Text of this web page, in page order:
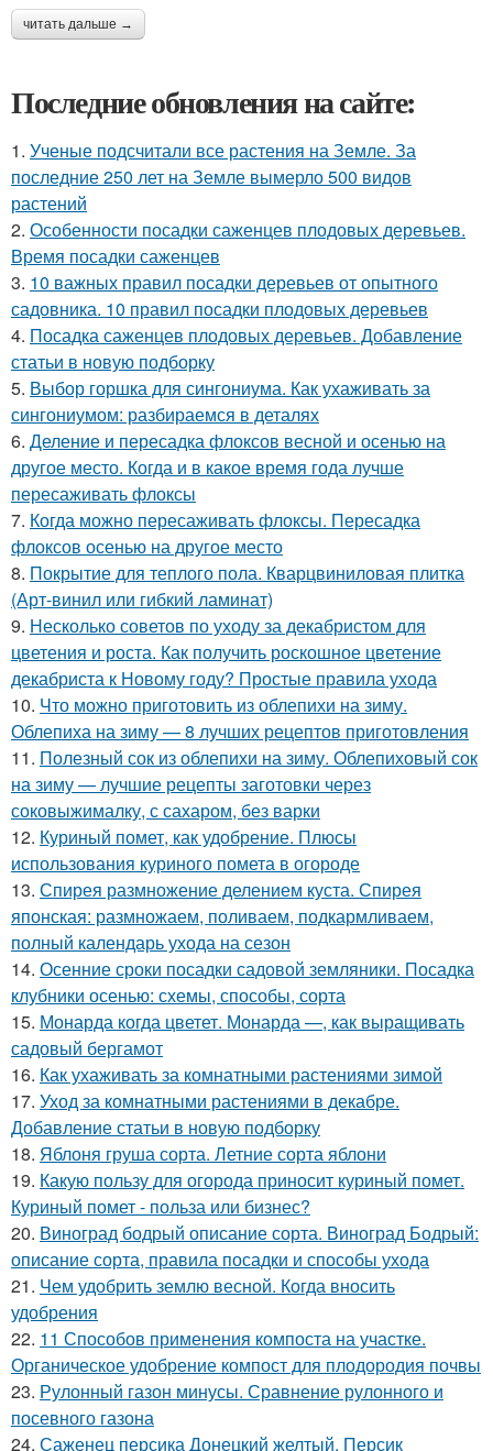
читать дальше →
Последние обновления на сайте:
1. Ученые подсчитали все растения на Земле. За
последние 250 лет на Земле вымерло 500 видов
растений
2. Особенности посадки саженцев плодовых деревьев.
Время посадки саженцев
3. 10 важных правил посадки деревьев от опытного
садовника. 10 правил посадки плодовых деревьев
4. Посадка саженцев плодовых деревьев. Добавление
статьи в новую подборку
5. Выбор горшка для сингониума. Как ухаживать за
сингониумом: разбираемся в деталях
6. Деление и пересадка флоксов весной и осенью на
другое место. Когда и в какое время года лучше
пересаживать флоксы
7. Когда можно пересаживать флоксы. Пересадка
флоксов осенью на другое место
8. Покрытие для теплого пола. Кварцвиниловая плитка
(Арт-винил или гибкий ламинат)
9. Несколько советов по уходу за декабристом для
цветения и роста. Как получить роскошное цветение
декабриста к Новому году? Простые правила ухода
10. Что можно приготовить из облепихи на зиму.
Облепиха на зиму — 8 лучших рецептов приготовления
11. Полезный сок из облепихи на зиму. Облепиховый сок
на зиму — лучшие рецепты заготовки через
соковыжималку, с сахаром, без варки
12. Куриный помет, как удобрение. Плюсы
использования куриного помета в огороде
13. Спирея размножение делением куста. Спирея
японская: размножаем, поливаем, подкармливаем,
полный календарь ухода на сезон
14. Осенние сроки посадки садовой земляники. Посадка
клубники осенью: схемы, способы, сорта
15. Монарда когда цветет. Монарда —, как выращивать
садовый бергамот
16. Как ухаживать за комнатными растениями зимой
17. Уход за комнатными растениями в декабре.
Добавление статьи в новую подборку
18. Яблоня груша сорта. Летние сорта яблони
19. Какую пользу для огорода приносит куриный помет.
Куриный помет - польза или бизнес?
20. Виноград бодрый описание сорта. Виноград Бодрый:
описание сорта, правила посадки и способы ухода
21. Чем удобрить землю весной. Когда вносить
удобрения
22. 11 Способов применения компоста на участке.
Органическое удобрение компост для плодородия почвы
23. Рулонный газон минусы. Сравнение рулонного и
посевного газона
24. Саженец персика Донецкий желтый. Персик